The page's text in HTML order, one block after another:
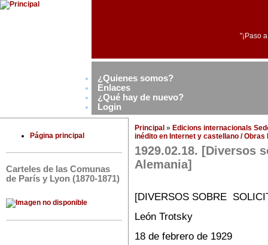
"¡Paso
¿Quienes somos?
Enlaces
¿Qué hay de nuevo?
Login
Página principal
Carteles de las Comunas
de París y Lyon (1870-1871)
Principal » Edicions internacionals
inédito en Internet y castellano / Obras
1929.02.18. [Diversos
Alemania]
[DIVERSOS SOBRE
León Trotsky
18 de febrero de 1929